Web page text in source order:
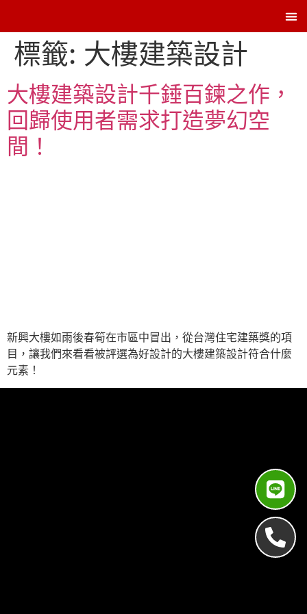
標籤: 大樓建築設計
大樓建築設計千錘百鍊之作，
回歸使用者需求打造夢幻空
間！
新興大樓如雨後春筍在市區中冒出，從台灣住宅建築獎的項
目，讓我們來看看被評選為好設計的大樓建築設計符合什麼
元素！